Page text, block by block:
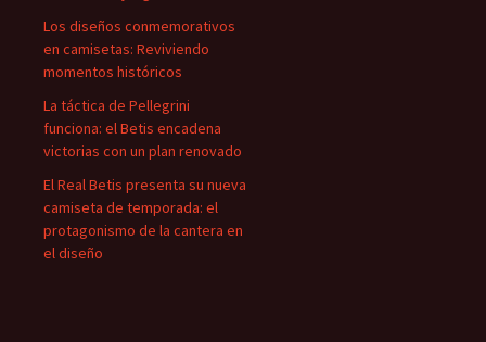
Los diseños conmemorativos
en camisetas: Reviviendo
momentos históricos
La táctica de Pellegrini
funciona: el Betis encadena
victorias con un plan renovado
El Real Betis presenta su nueva
camiseta de temporada: el
protagonismo de la cantera en
el diseño